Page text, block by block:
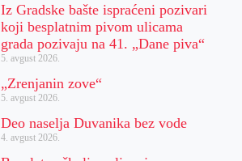
Iz Gradske bašte ispraćeni pozivari
koji besplatnim pivom ulicama
grada pozivaju na 41. „Dane piva“
5. avgust 2026.
„Zrenjanin zove“
5. avgust 2026.
Deo naselja Duvanika bez vode
4. avgust 2026.